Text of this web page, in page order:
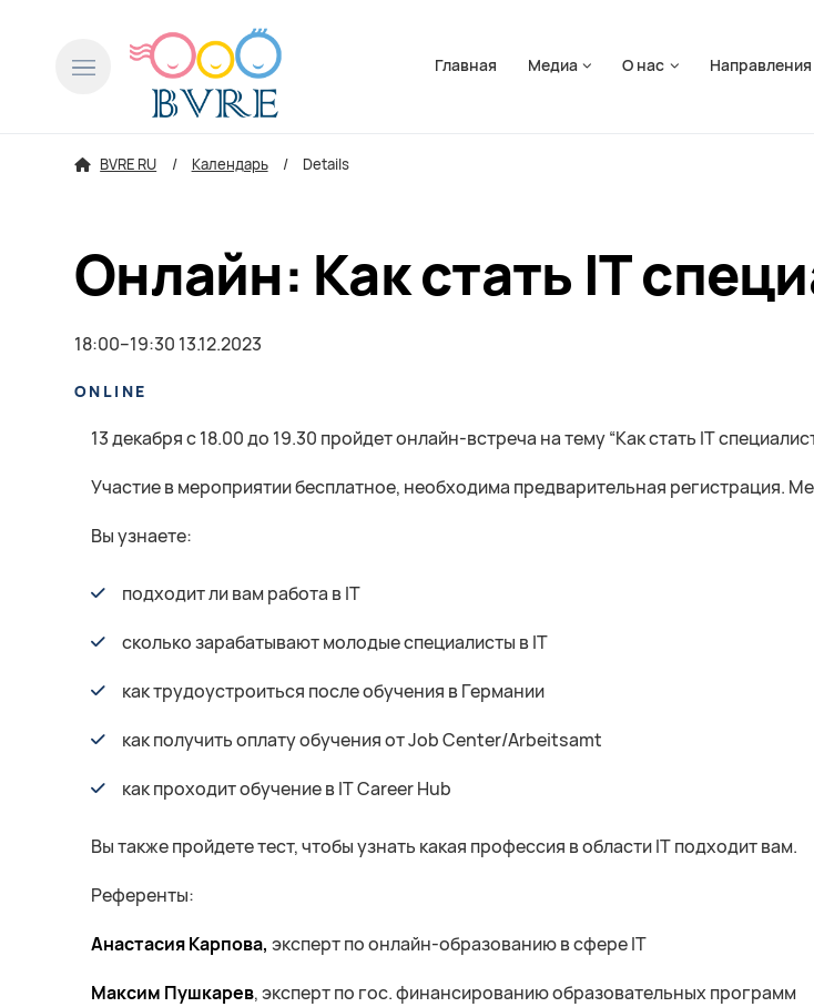
Главная
Медиа О нас
BVRE RU Календарь Details
Онлайн: Как стать IT
18:00–19:30 13.12.2023
ONLINE
13 декабря с 18.00 до 19.30 пройдет онлайн-встреча на тему “Как стать IT
Участие в мероприятии бесплатное, необходима предварительная регистрация.
Вы узнаете:
подходит ли вам работа в IT
сколько зарабатывают молодые специалисты в IT
как трудоустроиться после обучения в Германии
как получить оплату обучения от Job Center/Arbeitsamt
как проходит обучение в IT Career Hub
Вы также пройдете тест, чтобы узнать какая профессия в области IT подходит вам.
Референты:
Анастасия Карпова, эксперт по онлайн-образованию в сфере IT
Максим Пушкарев, эксперт по гос. финансированию образовательных программ